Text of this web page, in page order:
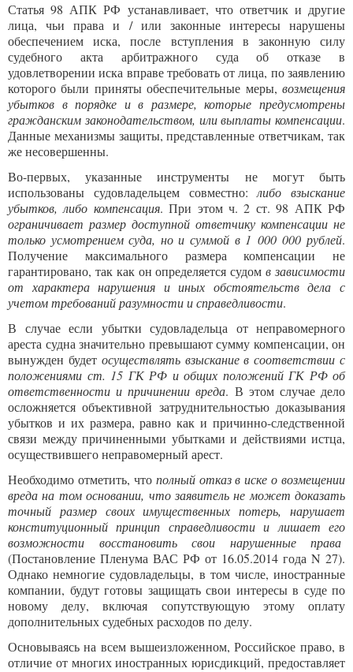
Статья 98 АПК РФ устанавливает, что ответчик и другие
лица, чьи права и / или законные интересы нарушены
обеспечением иска, после вступления в законную силу
судебного акта арбитражного суда об отказе в
удовлетворении иска вправе требовать от лица, по заявлению
которого были приняты обеспечительные меры, возмещения
убытков в порядке и в размере, которые предусмотрены
гражданским законодательством, или выплаты компенсации.
Данные механизмы защиты, представленные ответчикам, так
же несовершенны.
Во-первых, указанные инструменты не могут быть
использованы судовладельцем совместно:либо взыскание
убытков, либо компенсация. При этом ч. 2 ст. 98 АПК РФ
ограничивает размер доступной ответчику компенсации не
только усмотрением суда, но и суммой в 1 000 000 рублей.
Получение максимального размера компенсации не
гарантировано, так как он определяется судомв зависимости
от характера нарушения и иных обстоятельств дела с
учетом требований разумности и справедливости.
В случае если убытки судовладельца от неправомерного
ареста судна значительно превышают сумму компенсации, он
вынужден будет осуществлять взыскание в соответствии с
положениями ст. 15 ГК РФ и общих положений ГК РФ об
ответственности и причинении вреда. В этом случае дело
осложняется объективной затруднительностью доказывания
убытков и их размера, равно как и причинно-следственной
связи между причиненными убытками и действиями истца,
осуществившего неправомерный арест.
Необходимо отметить, что полный отказ в иске о возмещении
вреда на том основании, что заявитель не может доказать
точный размер своих имущественных потерь, нарушает
конституционный принцип справедливости и лишает его
возможности восстановить свои нарушенные права
(Постановление Пленума ВАС РФ от 16.05.2014 года N 27).
Однако немногие судовладельцы, в том числе, иностранные
компании, будут готовы защищать свои интересы в суде по
новому делу, включая сопутствующую этому оплату
дополнительных судебных расходов по делу.
Основываясь на всем вышеизложенном, Российское право, в
отличие от многих иностранных юрисдикций, предоставляет